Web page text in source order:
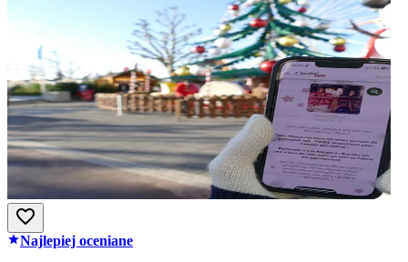
Najlepiej oceniane